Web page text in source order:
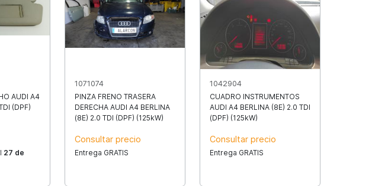
AUDI A4
(DPF)
27 de
1071074
PINZA FRENO TRASERA
DERECHA AUDI A4 BERLINA
(8E) 2.0 TDI (DPF) (125kW)
Consultar precio
Entrega GRATIS
1042904
CUADRO INSTRUMENTOS
AUDI A4 BERLINA (8E) 2.0 TDI
(DPF) (125kW)
Consultar precio
Entrega GRATIS